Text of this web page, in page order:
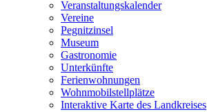
Veranstaltungskalender
Vereine
Pegnitzinsel
Museum
Gastronomie
Unterkünfte
Ferienwohnungen
Wohnmobilstellplätze
Interaktive Karte des Landkreises